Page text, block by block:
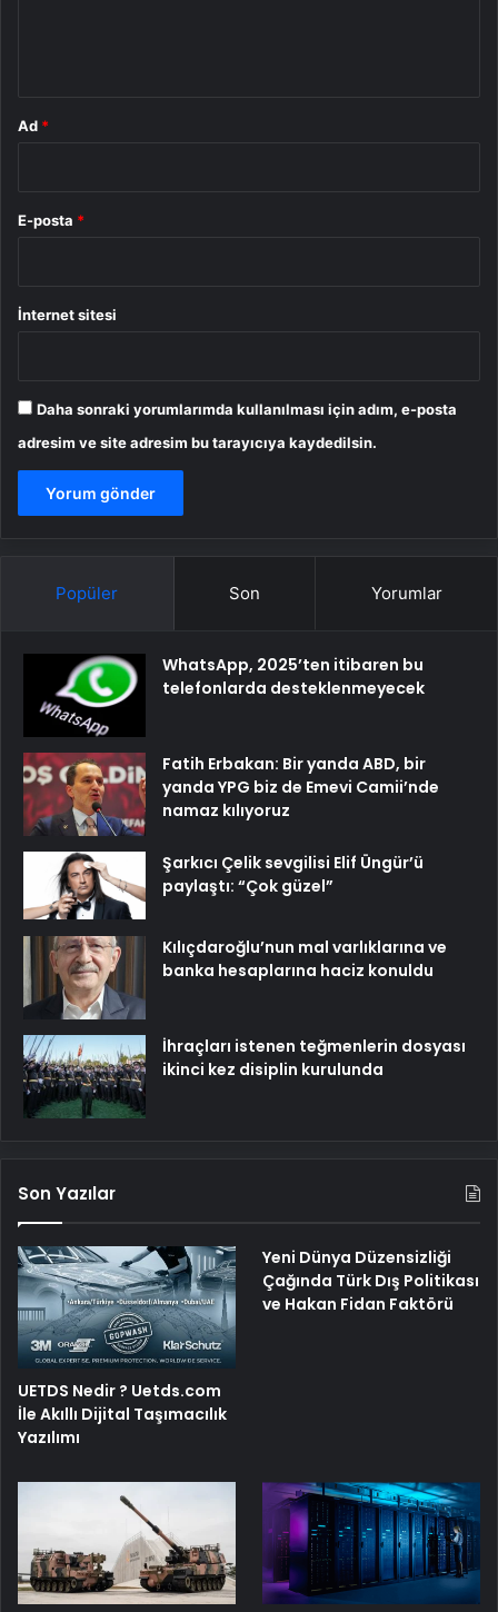
Ad *
E-posta *
İnternet sitesi
Daha sonraki yorumlarımda kullanılması için adım, e-posta
adresim ve site adresim bu tarayıcıya kaydedilsin.
Popüler Son Yorumlar
WhatsApp, 2025’ten itibaren bu
telefonlarda desteklenmeyecek
Fatih Erbakan: Bir yanda ABD, bir
yanda YPG biz de Emevi Camii’nde
namaz kılıyoruz
Şarkıcı Çelik sevgilisi Elif Üngür’ü
paylaştı: “Çok güzel”
Kılıçdaroğlu’nun mal varlıklarına ve
banka hesaplarına haciz konuldu
İhraçları istenen teğmenlerin dosyası
ikinci kez disiplin kurulunda
Son Yazılar
UETDS Nedir ? Uetds.com
İle Akıllı Dijital Taşımacılık
Yazılımı
Yeni Dünya Düzensizliği
Çağında Türk Dış Politikası
ve Hakan Fidan Faktörü